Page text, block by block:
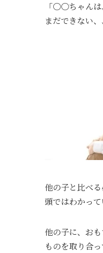
「〇〇ちゃん
まだできない
他の子と比べ
頭ではわかって
他の子に、お
ものを取り合